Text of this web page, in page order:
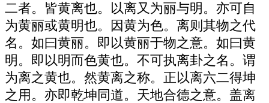
二者。皆黄离也。以离又为丽与明。亦可自
为黄丽或黄明也。因黄为色。离则其物之代
名。如曰黄丽。即以黄丽于物之意。如曰黄
明。即以明而色黄也。不可执离卦之名。谓
为离之黄也。然黄离之称。正以离六二得坤
之用。亦即乾坤同道。天地合德之意。盖离